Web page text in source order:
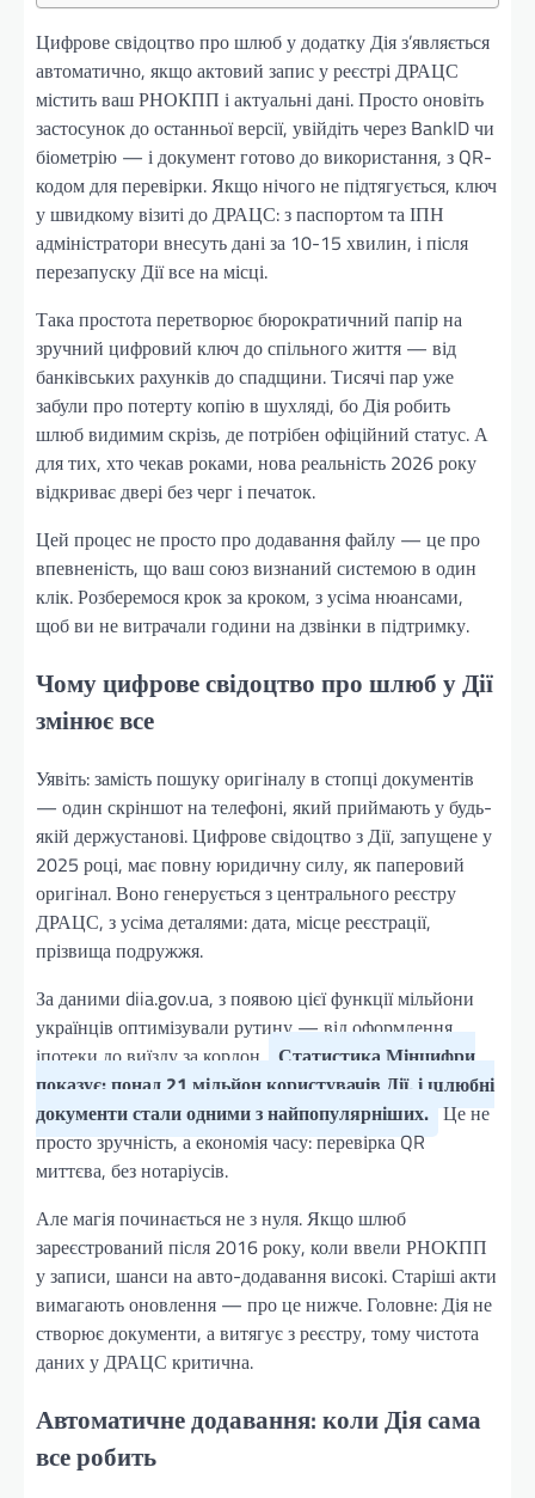
Цифрове свідоцтво про шлюб у додатку Дія з’являється
автоматично, якщо актовий запис у реєстрі ДРАЦС
містить ваш РНОКПП і актуальні дані. Просто оновіть
застосунок до останньої версії, увійдіть через BankID чи
біометрію — і документ готово до використання, з QR-
кодом для перевірки. Якщо нічого не підтягується, ключ
у швидкому візиті до ДРАЦС: з паспортом та ІПН
адміністратори внесуть дані за 10-15 хвилин, і після
перезапуску Дії все на місці.
Така простота перетворює бюрократичний папір на
зручний цифровий ключ до спільного життя — від
банківських рахунків до спадщини. Тисячі пар уже
забули про потерту копію в шухляді, бо Дія робить
шлюб видимим скрізь, де потрібен офіційний статус. А
для тих, хто чекав роками, нова реальність 2026 року
відкриває двері без черг і печаток.
Цей процес не просто про додавання файлу — це про
впевненість, що ваш союз визнаний системою в один
клік. Розберемося крок за кроком, з усіма нюансами,
щоб ви не витрачали години на дзвінки в підтримку.
Чому цифрове свідоцтво про шлюб у Дії
змінює все
Уявіть: замість пошуку оригіналу в стопці документів
— один скріншот на телефоні, який приймають у будь-
якій держустанові. Цифрове свідоцтво з Дії, запущене у
2025 році, має повну юридичну силу, як паперовий
оригінал. Воно генерується з центрального реєстру
ДРАЦС, з усіма деталями: дата, місце реєстрації,
прізвища подружжя.
За даними diia.gov.ua, з появою цієї функції мільйони
українців оптимізували рутину — від оформлення
іпотеки до виїзду за кордон. Статистика Мінцифри
показує: понад 21 мільйон користувачів Дії, і шлюбні
документи стали одними з найпопулярніших. Це не
просто зручність, а економія часу: перевірка QR
миттєва, без нотаріусів.
Але магія починається не з нуля. Якщо шлюб
зареєстрований після 2016 року, коли ввели РНОКПП
у записи, шанси на авто-додавання високі. Старіші акти
вимагають оновлення — про це нижче. Головне: Дія не
створює документи, а витягує з реєстру, тому чистота
даних у ДРАЦС критична.
Автоматичне додавання: коли Дія сама
все робить